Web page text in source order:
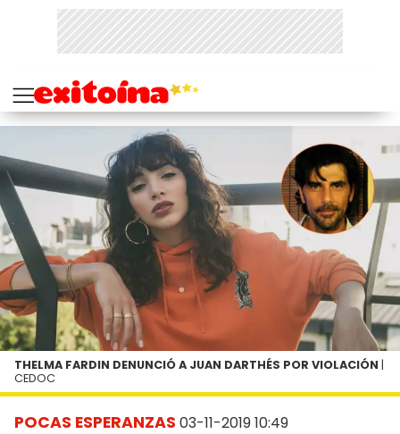
POCAS ESPERANZAS 03-11-2019 10:49
THELMA FARDIN DENUNCIÓ A JUAN DARTHÉS POR VIOLACIÓN |
CEDOC